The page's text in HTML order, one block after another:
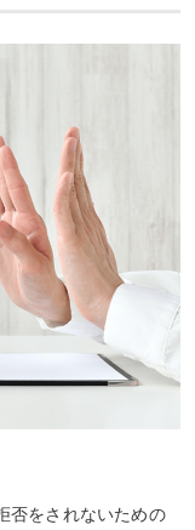
否をされないための